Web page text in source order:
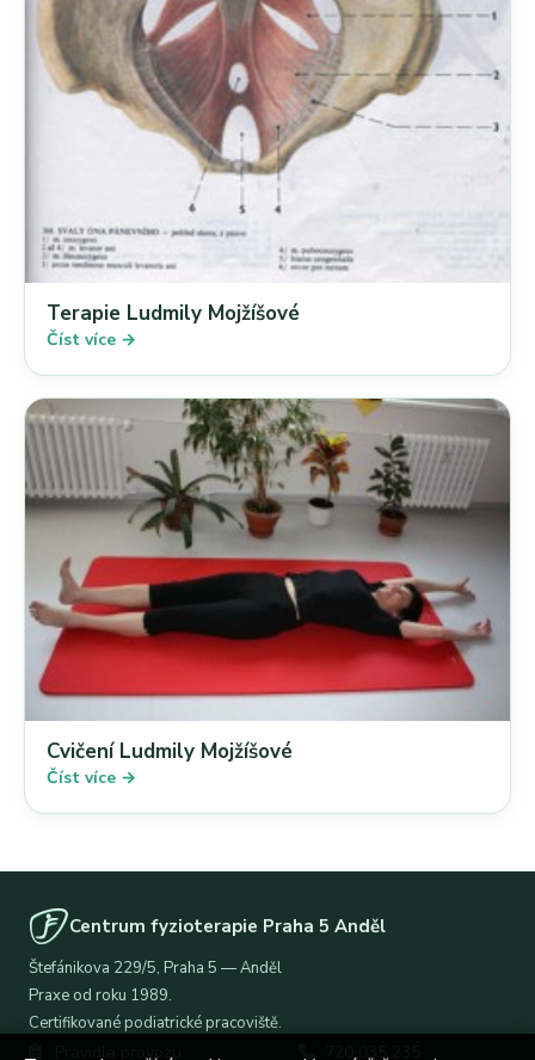
Terapie Ludmily Mojžíšové
Číst více →
Cvičení Ludmily Mojžíšové
Číst více →
Centrum fyzioterapie Praha 5 Anděl
Štefánikova 229/5, Praha 5 — Anděl
Praxe od roku 1989.
Certifikované podiatrické pracoviště.